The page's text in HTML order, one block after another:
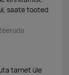
saate tooted
tarnet üle